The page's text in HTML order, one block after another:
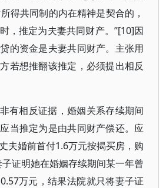
得共同制的内在精神是契合的，
，推定为夫妻共同财产。”[10]因
的资金是夫妻共同财产。主张用
若想推翻该推定，必须提出相反
有相反证据，婚姻关系存续期间
当推定为是由共同财产偿还。应
夫婚前首付1.6万元按揭买房，购
证明她在婚姻存续期间某一年曾
万元，结果法院就只将妻子证